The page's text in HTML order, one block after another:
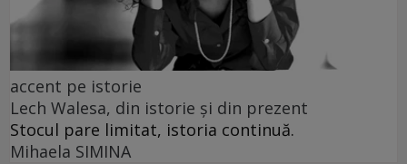
accent pe istorie
Lech Walesa, din istorie și din prezent
Stocul pare limitat, istoria continuă.
Mihaela SIMINA